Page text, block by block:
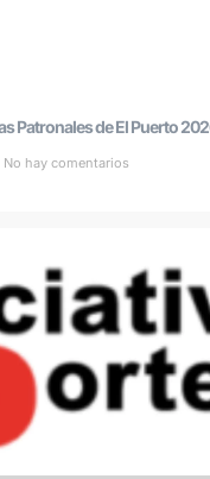
Patronales de El Puerto
No hay comentarios